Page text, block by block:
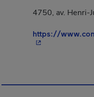
4750, av. Henri-
https://